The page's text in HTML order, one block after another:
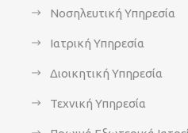
Νοσηλευτική Υπηρεσία
Ιατρική Υπηρεσία
Διοικητική Υπηρεσία
Τεχνική Υπηρεσία